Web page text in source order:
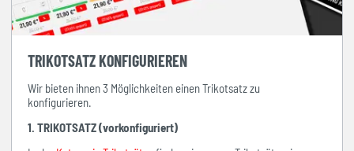
TRIKOTSATZ KONFIGURIEREN
Wir bieten ihnen 3 Möglichkeiten einen Trikotsatz zu
konfigurieren.
1. TRIKOTSATZ (vorkonfiguriert)